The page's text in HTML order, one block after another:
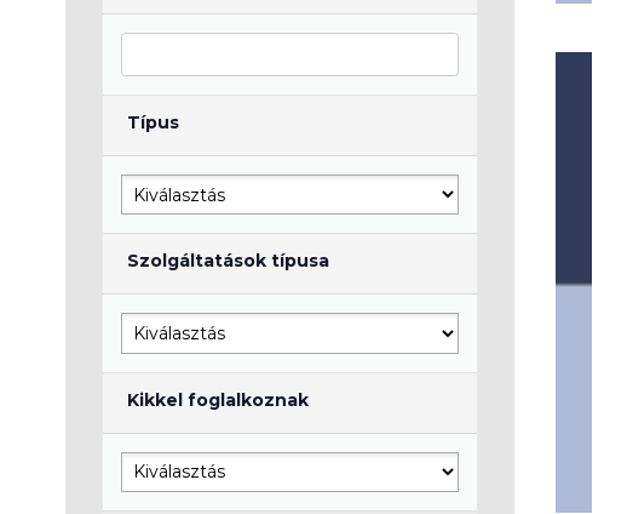
Típus
Szolgáltatások típusa
Kikkel foglalkoznak